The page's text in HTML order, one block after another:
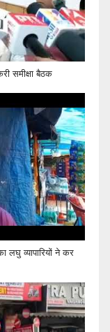
समीक्षा बैठक
व्यापारियों ने कर